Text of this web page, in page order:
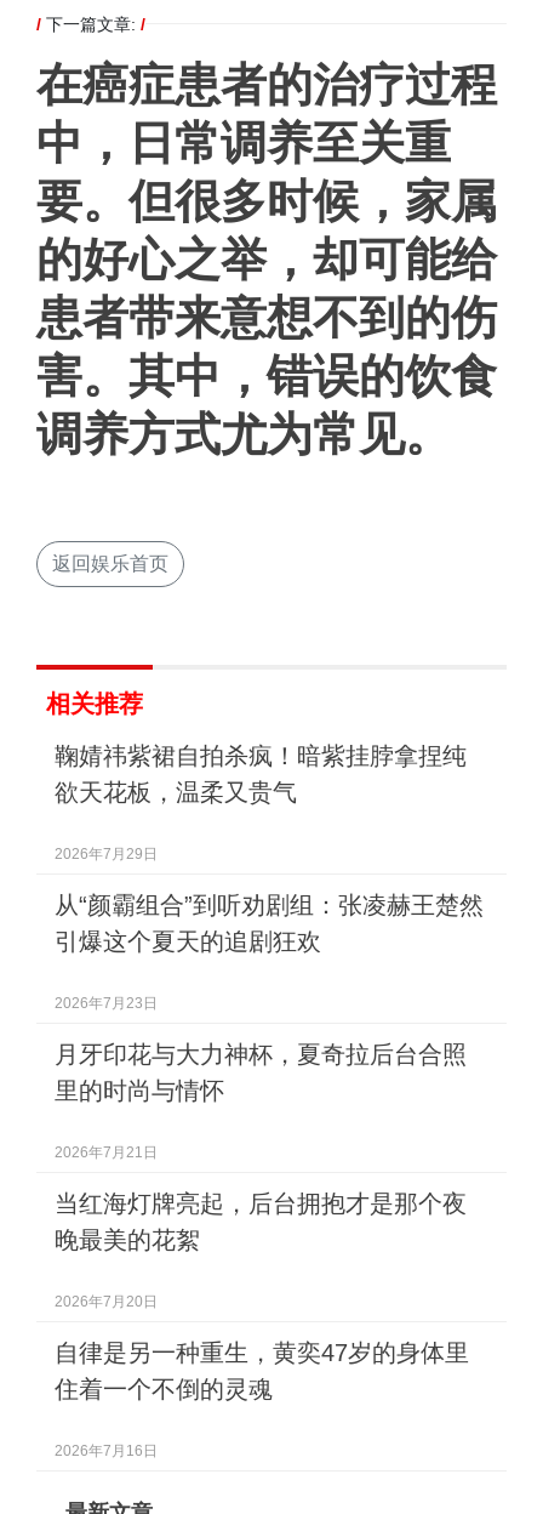
/ 下一篇文章: /
在癌症患者的治疗过程
中，日常调养至关重
要。但很多时候，家属
的好心之举，却可能给
患者带来意想不到的伤
害。其中，错误的饮食
调养方式尤为常见。
返回娱乐首页
相关推荐
鞠婧祎紫裙自拍杀疯！暗紫挂脖拿捏纯
欲天花板，温柔又贵气
2026年7月29日
从“颜霸组合”到听劝剧组：张凌赫王楚然
引爆这个夏天的追剧狂欢
2026年7月23日
月牙印花与大力神杯，夏奇拉后台合照
里的时尚与情怀
2026年7月21日
当红海灯牌亮起，后台拥抱才是那个夜
晚最美的花絮
2026年7月20日
自律是另一种重生，黄奕47岁的身体里
住着一个不倒的灵魂
2026年7月16日